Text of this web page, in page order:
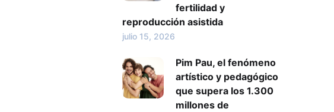
fertilidad y
reproducción asistida
julio 15, 2026
Pim Pau, el fenómeno
artístico y pedagógico
que supera los 1.300
millones de